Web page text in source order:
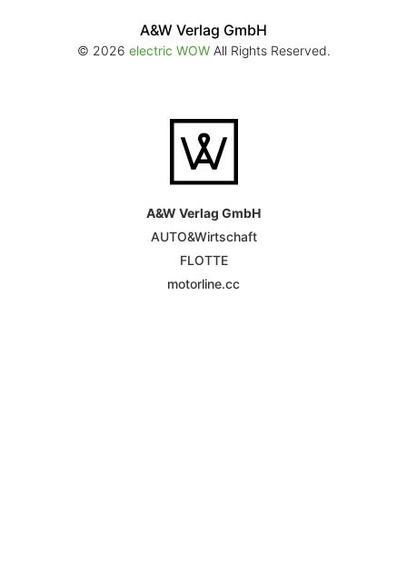
A&W Verlag GmbH
© 2026 electric WOWAll Rights Reserved.
A&W Verlag GmbH
AUTO&Wirtschaft
FLOTTE
motorline.cc